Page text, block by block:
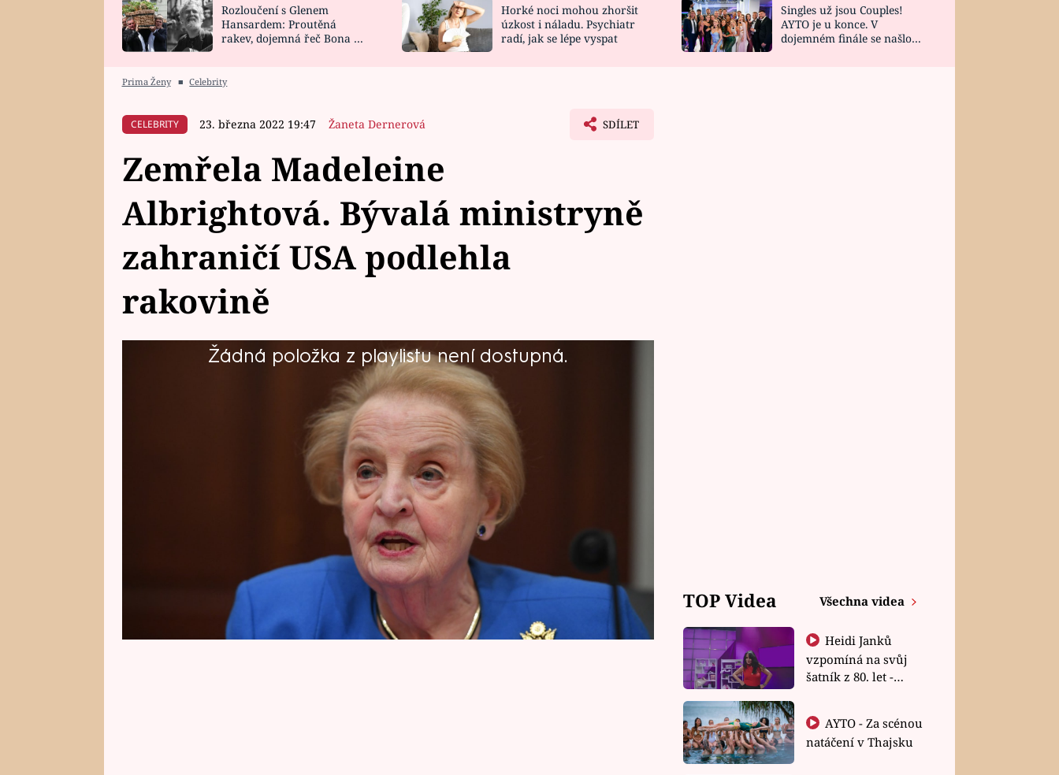
HOROSKOP NA
CELEBRITY
VAŘENÍ
NOVINKY
VIDEORECEPTY
ZAHRADA
DESIGN
Rozloučení s Glenem
Hansardem: Proutěná
rakev, dojemná řeč Bona a
Horké noci mohou zhoršit
úzkost i náladu. Psychiatr
radí, jak se lépe vyspat
Singles už jsou Couples!
AYTO je u konce. V
dojemném finále se našlo
Prima Ženy ■ Celebrity
CELEBRITY 23. března 2022 19:47 Žaneta Dernerová SDÍLET
Zemřela Madeleine
Albrightová. Bývalá ministryně
zahraničí USA podlehla
rakovině
Žádná položka z playlistu není dostupná.
Bývalá ministryně zahraničí USA s českými kořeny Madeleine
Albrightová zemřela na rakovinu, píše agentura AP s odkazem na její
rodinu. Bylo jí 84 let. Americký prezident Bill Clinton si Albrightovou
vybral jako šéfku diplomacie. Byla historicky první ženou v tomto
úřadu a do té doby také nejvýše postavenou političkou v amerických
TOP Videa Všechna videa
Heidi Janků
vzpomíná na svůj
šatník z 80. let -
natáčení v Thajsku